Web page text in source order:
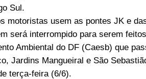
Sul.
motoristas usem as pontes JK e
será interrompido para serem
Ambiental do DF (Caesb) que
Jardins Mangueiral e São
terça-feira (6/6).